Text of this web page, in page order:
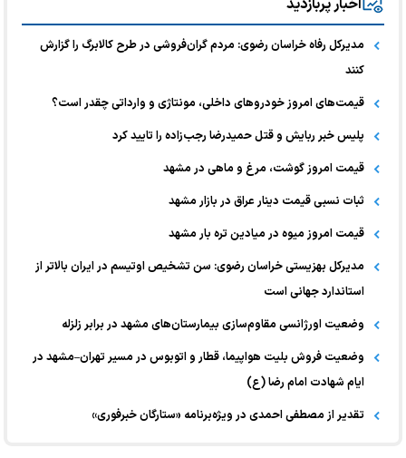
اخبار پربازدید
مدیرکل رفاه خراسان رضوی: مردم گران‌فروشی در طرح کالابرگ را گزارش
کنند
قیمت‌های امروز خودرو‌های داخلی، مونتاژی و وارداتی چقدر است؟
پلیس خبر ربایش و قتل حمیدرضا رجب‌زاده را تایید کرد
قیمت امروز گوشت، مرغ و ماهی در مشهد
ثبات نسبی قیمت دینار عراق در بازار مشهد
قیمت امروز میوه در میادین تره بار مشهد
مدیرکل بهزیستی خراسان رضوی: سن تشخیص اوتیسم در ایران بالاتر از
استاندارد جهانی است
وضعیت اورژانسی مقاوم‌سازی بیمارستان‌های مشهد در برابر زلزله
وضعیت فروش بلیت هواپیما، قطار و اتوبوس در مسیر تهران–مشهد در
ایام شهادت امام رضا (ع)
تقدیر از مصطفی احمدی در ویژه‌برنامه «ستارگان خبرفوری»